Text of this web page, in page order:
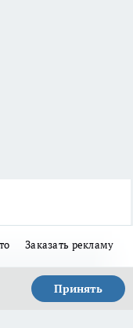
Заказать рекламу
Принять